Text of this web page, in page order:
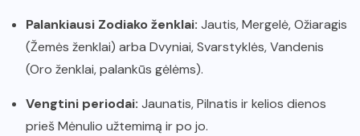
Palankiausi Zodiako ženklai: Jautis, Mergelė, Ožiaragis
(Žemės ženklai) arba Dvyniai, Svarstyklės, Vandenis
(Oro ženklai, palankūs gėlėms).
Vengtini periodai: Jaunatis, Pilnatis ir kelios dienos
prieš Mėnulio užtemimą ir po jo.